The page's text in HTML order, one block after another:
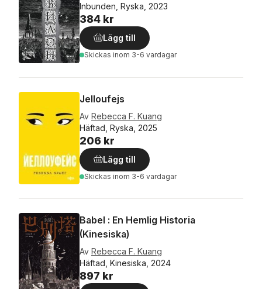
Inbunden, Ryska, 2023
384 kr
Lägg till
Skickas inom 3-6 vardagar
Jelloufejs
Av Rebecca F. Kuang
Häftad, Ryska, 2025
206 kr
Lägg till
Skickas inom 3-6 vardagar
Babel : En Hemlig Historia
(Kinesiska)
Av Rebecca F. Kuang
Häftad, Kinesiska, 2024
897 kr